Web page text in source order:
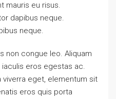
mauris eu risus.
dapibus neque.
neque.
non congue leo. Aliquam
eros egestas ac.
viverra eget, elementum sit
eros quis porta